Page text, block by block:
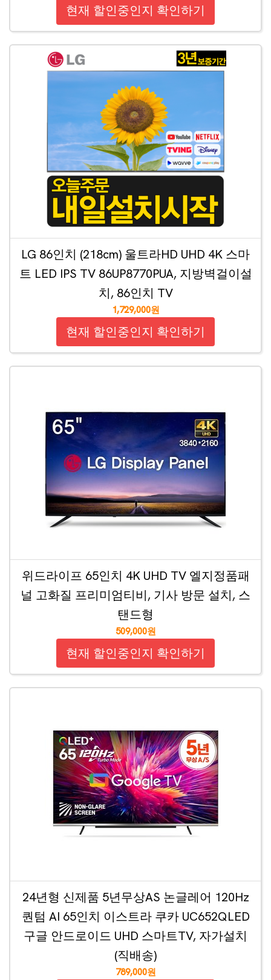
현재 할인중인지 확인하기
LG 86인치 (218cm) 울트라HD UHD 4K 스마
트 LED IPS TV 86UP8770PUA, 지방벽걸이설
치, 86인치 TV
1,729,000원
현재 할인중인지 확인하기
위드라이프 65인치 4K UHD TV 엘지정품패
널 고화질 프리미엄티비, 기사 방문 설치, 스
탠드형
509,000원
현재 할인중인지 확인하기
24년형 신제품 5년무상AS 논글레어 120Hz
퀀텀 AI 65인치 이스트라 쿠카 UC652QLED
구글 안드로이드 UHD 스마트TV, 자가설치
(직배송)
789,000원